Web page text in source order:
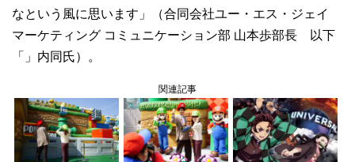
なという風に思います」（合同会社ユー・エス・ジェイ
マーケティング コミュニケーション部 山本歩部長 以下
「」内同氏）。
関連記事